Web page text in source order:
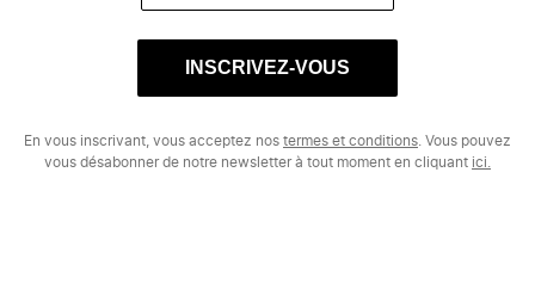
INSCRIVEZ-VOUS
En vous inscrivant, vous acceptez nos termes et conditions . Vous pouvez
vous désabonner de notre newsletter à tout moment en cliquant ici.